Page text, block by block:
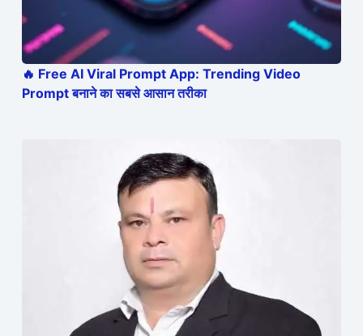
🔥 Free AI Viral Prompt App: Trending Video
Prompt बनाने का सबसे आसान तरीका